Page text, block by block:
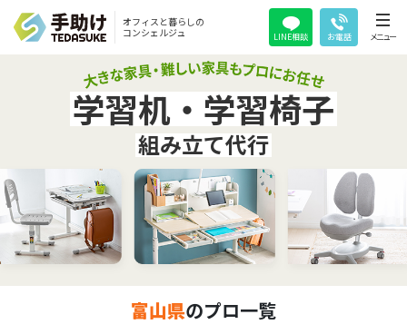
オフィスと暮らしの
コンシェルジュ
LINE相談 お電話 メニュー
学習机・学習椅子
組み立て代行
富山県のプロ一覧